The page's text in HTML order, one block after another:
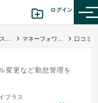
ログイン
勤怠管理システム マネーフォワード クラウド勤怠Plus
変更など勤怠管理を
プラス